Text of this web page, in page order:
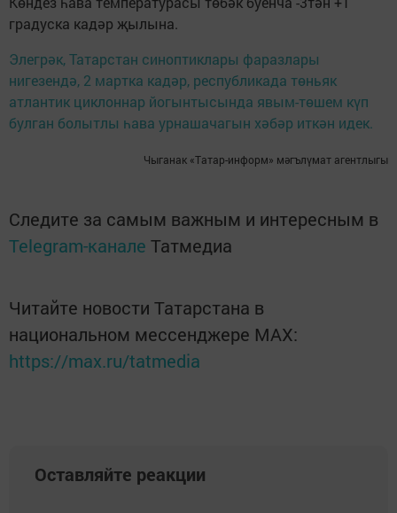
градуска кадәр җылына.
Элегрәк, Татарстан синоптиклары фаразлары
нигезендә, 2 мартка кадәр, республикада төньяк
атлантик циклоннар йогынтысында явым-төшем күп
булган болытлы һава урнашачагын хәбәр иткән идек.
Чыганак «Татар-информ» мәгълүмат агентлыгы
Следите за самым важным и интересным в
Telegram-канале Татмедиа
Читайте новости Татарстана в
национальном мессенджере MАХ:
https://max.ru/tatmedia
Оставляйте реакции